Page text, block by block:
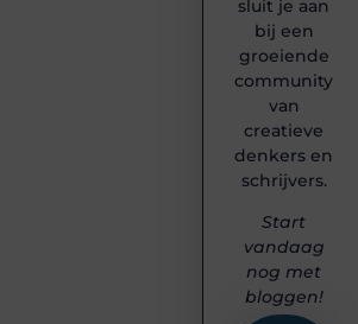
sluit je aan
bij een
groeiende
community
van
creatieve
denkers en
schrijvers.
Start
vandaag
nog met
bloggen!